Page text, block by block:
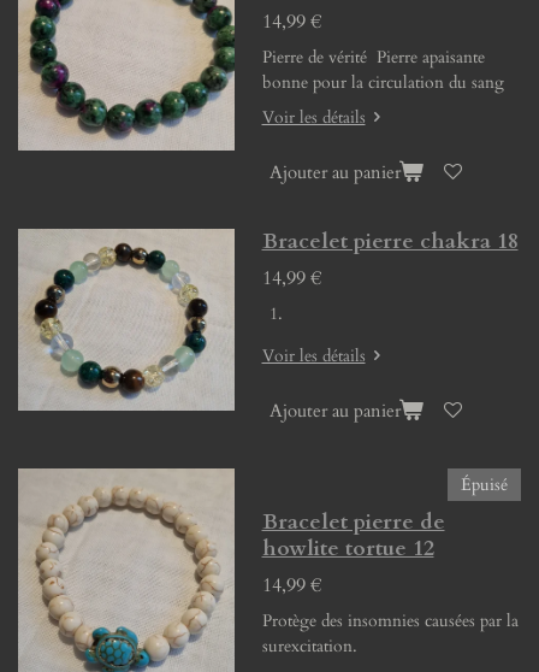
14,99 €
Pierre de vérité Pierre apaisante
bonne pour la circulation du sang
Voir les détails
Ajouter au panier
Bracelet pierre chakra 18
14,99 €
Voir les détails
Ajouter au panier
Épuisé
Bracelet pierre de
howlite tortue 12
14,99 €
Protège des insomnies causées par la
surexcitation.